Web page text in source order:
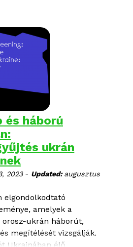
rendelkezik egy
és PR feladatainak
a
és elegendő
van az őszi
tevékenységéről a
olvashatsz bővebben.
és háború
ukrán
2023 - Updated:augusztus
elgondolkodtató
amelyek a
orosz-ukrán háborút,
megítélését vizsgálják.
Ukrajnában élő